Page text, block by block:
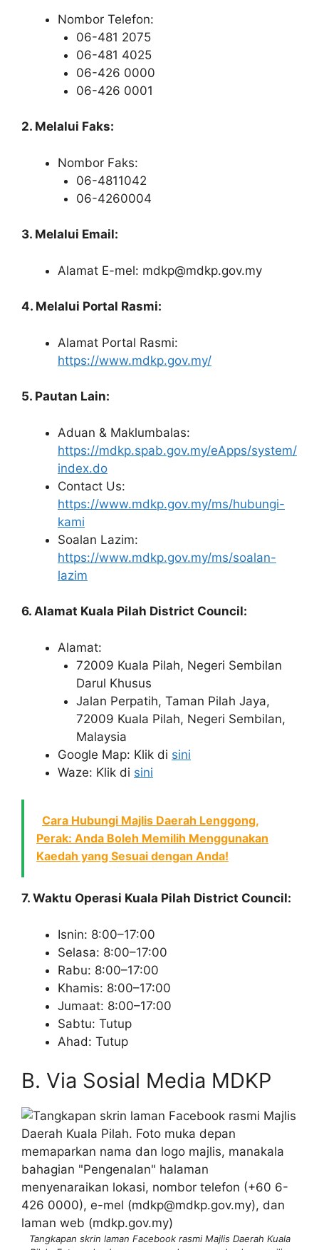
Nombor Telefon:
06-481 2075
06-481 4025
06-426 0000
06-426 0001
2. Melalui Faks:
Nombor Faks:
06-4811042
06-4260004
3. Melalui Email:
Alamat E-mel: mdkp@mdkp.gov.my
4. Melalui Portal Rasmi:
Alamat Portal Rasmi:
https://www.mdkp.gov.my/
5. Pautan Lain:
Aduan & Maklumbalas:
https://mdkp.spab.gov.my/eApps/system/
index.do
Contact Us:
https://www.mdkp.gov.my/ms/hubungi-
kami
Soalan Lazim:
https://www.mdkp.gov.my/ms/soalan-
lazim
6. Alamat Kuala Pilah District Council:
Alamat:
72009 Kuala Pilah, Negeri Sembilan
Darul Khusus
Jalan Perpatih, Taman Pilah Jaya,
72009 Kuala Pilah, Negeri Sembilan,
Malaysia
Google Map: Klik di sini
Waze: Klik di sini
Cara Hubungi Majlis Daerah Lenggong,
Perak: Anda Boleh Memilih Menggunakan
Kaedah yang Sesuai dengan Anda!
7. Waktu Operasi Kuala Pilah District Council:
Isnin: 8:00–17:00
Selasa: 8:00–17:00
Rabu: 8:00–17:00
Khamis: 8:00–17:00
Jumaat: 8:00–17:00
Sabtu: Tutup
Ahad: Tutup
B. Via Sosial Media MDKP
Tangkapan skrin laman Facebook rasmi Majlis Daerah Kuala